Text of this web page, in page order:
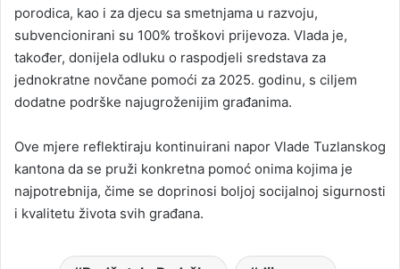
porodica, kao i za djecu sa smetnjama u razvoju,
subvencionirani su 100% troškovi prijevoza. Vlada je,
također, donijela odluku o raspodjeli sredstava za
jednokratne novčane pomoći za 2025. godinu, s ciljem
dodatne podrške najugroženijim građanima.
Ove mjere reflektiraju kontinuirani napor Vlade Tuzlanskog
kantona da se pruži konkretna pomoć onima kojima je
najpotrebnija, čime se doprinosi boljoj socijalnoj sigurnosti
i kvalitetu života svih građana.